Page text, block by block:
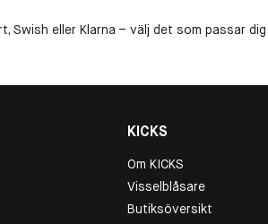
Swish eller Klarna – välj det som passar
KICKS
Om KICKS
Visselblåsare
Butiksöversikt